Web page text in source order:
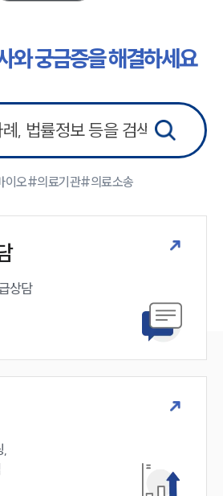
오·헬스케어그룹 업무
전체
구성원 소개
료전문변호사
법률서식
법률상담예약
와 궁금증을 해결하세요
이오#의료기관#의료소송
상담